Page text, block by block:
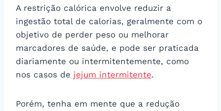
A restrição calórica envolve reduzir a
ingestão total de calorias, geralmente com o
objetivo de perder peso ou melhorar
marcadores de saúde, e pode ser praticada
diariamente ou intermitentemente, como
nos casos de jejum intermitente.
Porém, tenha em mente que a redução